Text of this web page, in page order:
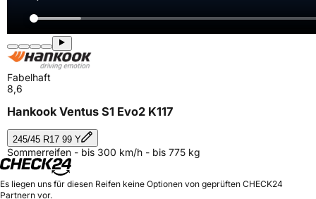
Fabelhaft
8,6
Hankook Ventus S1 Evo2 K117
245/45 R17 99 Y
Sommerreifen - bis 300 km/h - bis 775 kg
Es liegen uns für diesen Reifen keine Optionen von geprüften CHECK24
Partnern vor.